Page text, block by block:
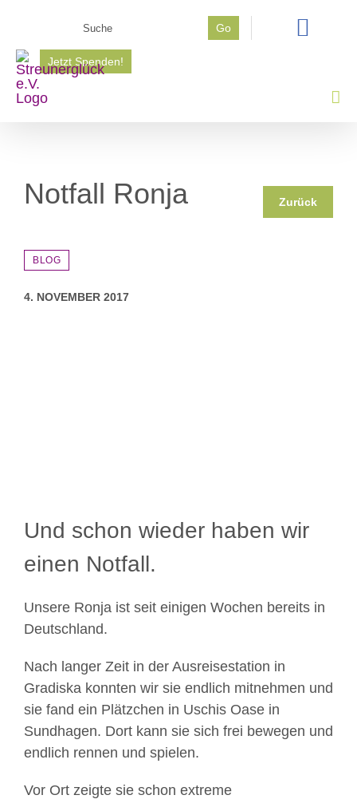
springen
Go
Jetzt Spenden!
Notfall Ronja Zurück
BLOG
4. NOVEMBER 2017
Und schon wieder haben wir
einen Notfall.
Unsere Ronja ist seit einigen Wochen bereits in
Deutschland.
Nach langer Zeit in der Ausreisestation in
Gradiska konnten wir sie endlich mitnehmen und
sie fand ein Plätzchen in Uschis Oase in
Sundhagen. Dort kann sie sich frei bewegen und
endlich rennen und spielen.
Vor Ort zeigte sie schon extreme